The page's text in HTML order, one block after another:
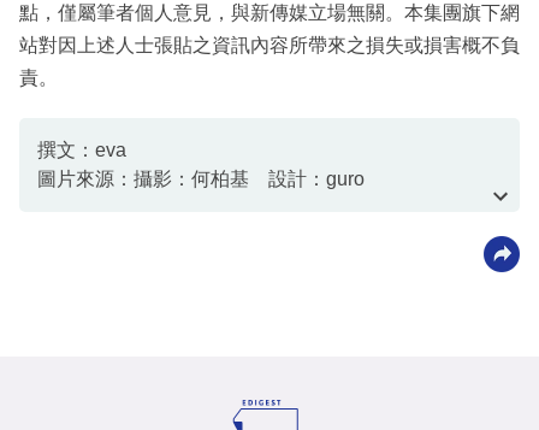
點，僅屬筆者個人意見，與新傳媒立場無關。本集團旗下網
站對因上述人士張貼之資訊內容所帶來之損失或損害概不負
責。
撰文：eva
圖片來源：攝影：何柏基 設計：guro